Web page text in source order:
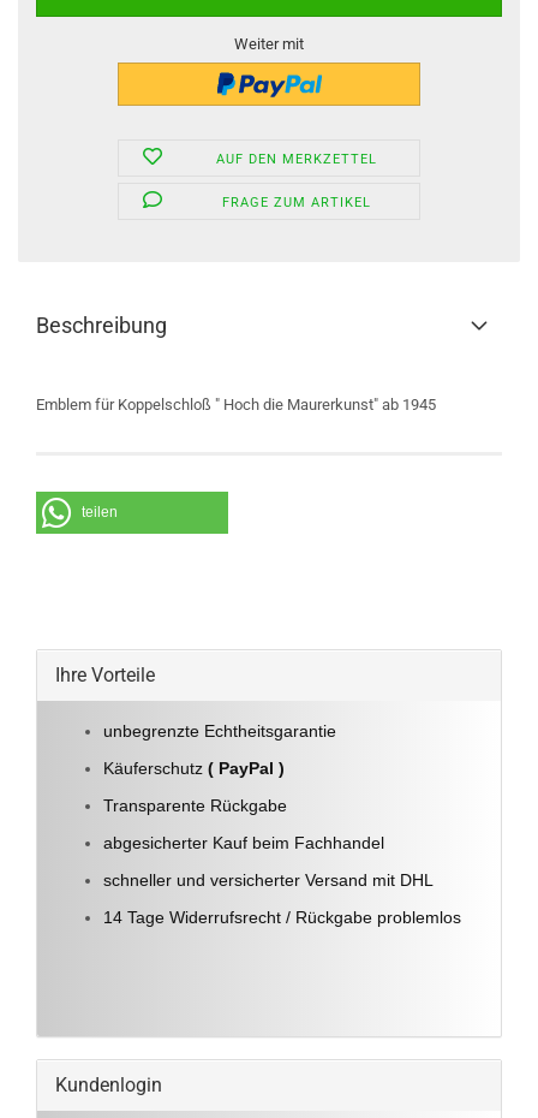
Weiter mit
AUF DEN MERKZETTEL
FRAGE ZUM ARTIKEL
Beschreibung
Emblem für Koppelschloß " Hoch die Maurerkunst" ab 1945
teilen
Ihre Vorteile
unbegrenzte Echtheitsgarantie
Käuferschutz ( PayPal )
Transparente Rückgabe
abgesicherter Kauf beim Fachhandel
schneller und versicherter Versand mit DHL
14 Tage Widerrufsrecht / Rückgabe problemlos
Kundenlogin